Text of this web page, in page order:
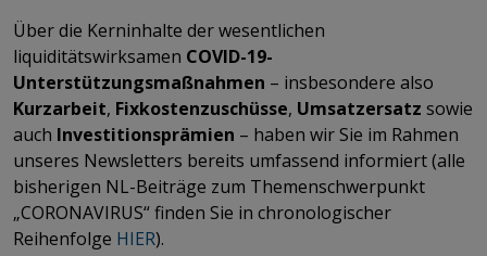
Über die Kerninhalte der wesentlichen
liquiditätswirksamen COVID-19-
Unterstützungsmaßnahmen – insbesondere also
Kurzarbeit, Fixkostenzuschüsse, Umsatzersatz sowie
auch Investitionsprämien – haben wir Sie im Rahmen
unseres Newsletters bereits umfassend informiert (alle
bisherigen NL-Beiträge zum Themenschwerpunkt
„CORONAVIRUS“ finden Sie in chronologischer
Reihenfolge HIER).